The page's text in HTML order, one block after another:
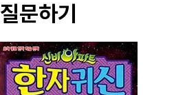
질문하기